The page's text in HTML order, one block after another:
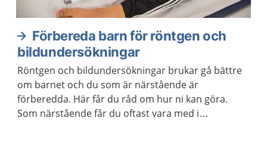
Förbereda barn för röntgen och
bildundersökningar
Röntgen och bildundersökningar brukar gå bättre
om barnet och du som är närstående är
förberedda. Här får du råd om hur ni kan göra.
Som närstående får du oftast vara med i